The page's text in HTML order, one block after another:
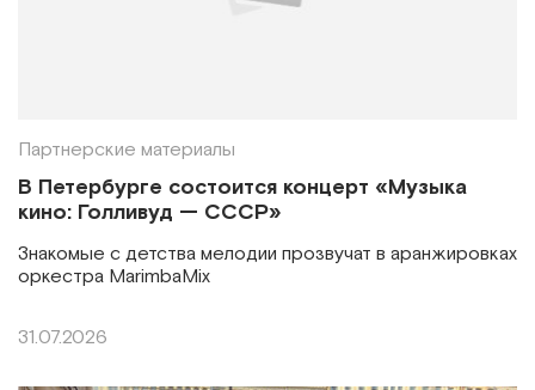
Партнерские материалы
В Петербурге состоится концерт «Музыка
кино: Голливуд — СССР»
Знакомые с детства мелодии прозвучат в аранжировках
оркестра MarimbaMix
31.07.2026